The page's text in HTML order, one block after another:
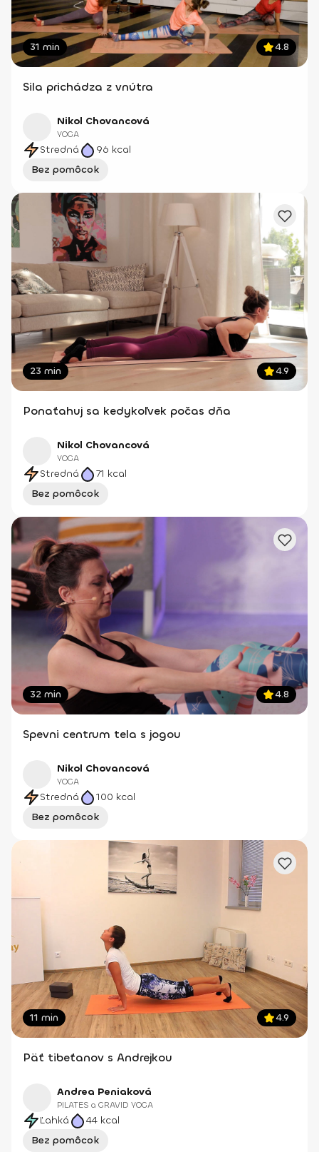
31 min 4.8
Sila prichádza z vnútra
Nikol Chovancová
YOGA
Stredná 96 kcal
Bez pomôcok
23 min 4.9
Ponaťahuj sa kedykoľvek počas dňa
Nikol Chovancová
YOGA
Stredná 71 kcal
Bez pomôcok
32 min 4.8
Spevni centrum tela s jogou
Nikol Chovancová
YOGA
Stredná 100 kcal
Bez pomôcok
11 min 4.9
Päť tibeťanov s Andrejkou
Andrea Peniaková
PILATES a GRAVID YOGA
Ľahká 44 kcal
Bez pomôcok